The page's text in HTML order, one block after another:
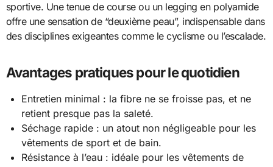
sportive. Une tenue de course ou un legging en polyamide
offre une sensation de “deuxième peau”, indispensable dans
des disciplines exigeantes comme le cyclisme ou l’escalade.
Avantages pratiques pour le quotidien
Entretien minimal : la fibre ne se froisse pas, et ne
retient presque pas la saleté.
Séchage rapide : un atout non négligeable pour les
vêtements de sport et de bain.
Résistance à l’eau : idéale pour les vêtements de